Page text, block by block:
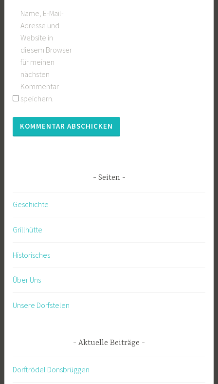
Name, E-Mail-
Adresse und
Website in
diesem Browser
für meinen
nächsten
Kommentar
speichern.
Seiten
Geschichte
Grillhütte
Historisches
Über Uns
Unsere Dorfstelen
Aktuelle Beiträge
Dorftrödel Donsbrüggen